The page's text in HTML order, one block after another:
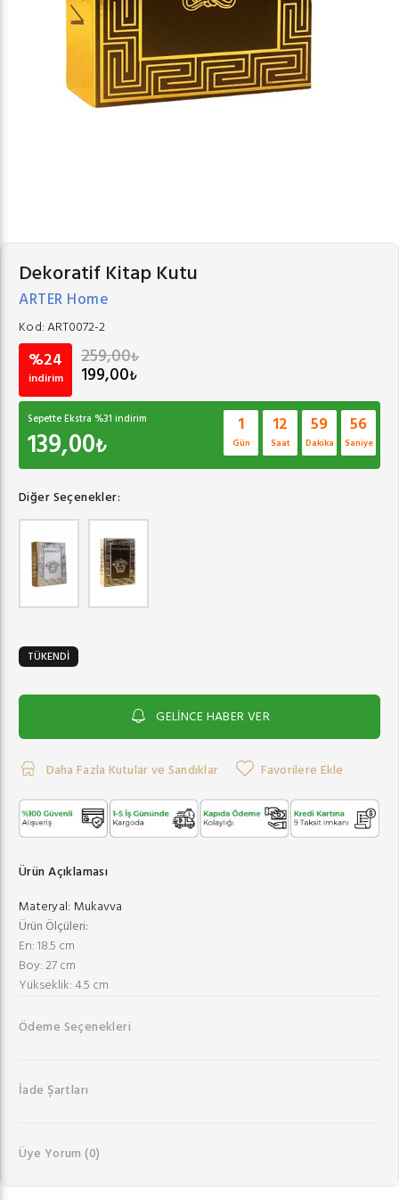
Dekoratif Kitap Kutu
ARTER Home
Kod:ART0072-2
%24
indirim
259,00₺
199,00₺
Sepette Ekstra %31 indirim
139,00₺
1
Gün
12
Saat
59
Dakika
55
Saniye
Diğer Seçenekler:
TÜKENDİ
GELİNCE HABER VER
Daha Fazla Kutular ve Sandıklar Favorilere Ekle
Ürün Açıklaması
Materyal: Mukavva
Ürün Ölçüleri:
En: 18.5 cm
Boy: 27 cm
Yükseklik: 4.5 cm
Ödeme Seçenekleri
İade Şartları
Üye Yorum(0)